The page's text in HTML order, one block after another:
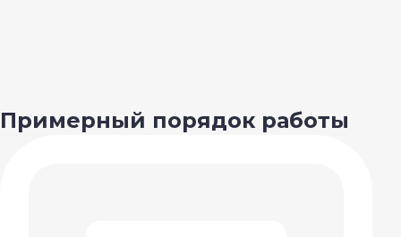
Примерный порядок работы